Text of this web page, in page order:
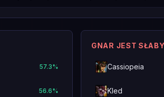
57.3%
56.6%
GNAR JEST
Cassiopeia
Kled